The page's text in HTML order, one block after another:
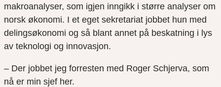
makroanalyser, som igjen inngikk i større analyser om
norsk økonomi. I et eget sekretariat jobbet hun med
delingsøkonomi og så blant annet på beskatning i lys
av teknologi og innovasjon.
– Der jobbet jeg forresten med Roger Schjerva, som
nå er min sjef her.